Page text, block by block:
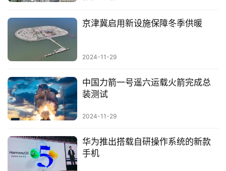
京津冀启用新设施保障冬季供暖
2024-11-29
中国力箭一号遥六运载火箭完成总
装测试
2024-11-29
华为推出搭载自研操作系统的新款
手机